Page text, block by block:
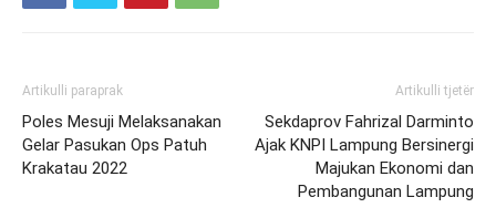
Artikulli paraprak
Poles Mesuji Melaksanakan
Gelar Pasukan Ops Patuh
Krakatau 2022
Artikulli tjetër
Sekdaprov Fahrizal Darminto
Ajak KNPI Lampung Bersinergi
Majukan Ekonomi dan
Pembangunan Lampung